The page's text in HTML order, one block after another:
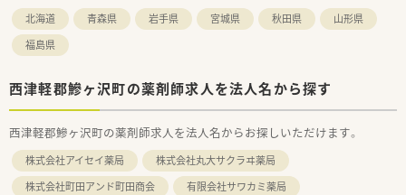
北海道 青森県 岩手県 宮城県 秋田県
山形県
福島県
西津軽郡鰺ヶ沢町の薬剤師求人を法人名から探す
西津軽郡鰺ヶ沢町の薬剤師求人を法人名からお探しいただけます。
株式会社アイセイ薬局
株式会社丸大サクラヰ薬局
株式会社町田アンド町田商会
有限会社サワカミ薬局